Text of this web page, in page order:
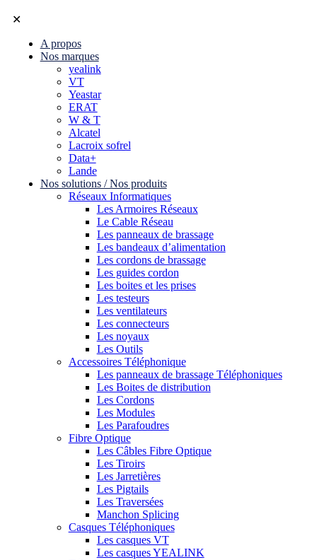
✕
A propos
Nos marques
yealink
VT
Yeastar
ERAT
W & T
Alcatel
Lacroix sofrel
Data+
Lande
Nos solutions / Nos produits
Réseaux Informatiques
Les Armoires Réseaux
Le Cable Réseau
Les panneaux de brassage
Les bandeaux d’alimentation
Les cordons de brassage
Les guides cordon
Les boites et les prises
Les testeurs
Les ventilateurs
Les connecteurs
Les noyaux
Les Outils
Accessoires Téléphonique
Les panneaux de brassage Téléphoniques
Les Boites de distribution
Les Cordons
Les Modules
Les Parafoudres
Fibre Optique
Les Câbles Fibre Optique
Les Tiroirs
Les Jarretières
Les Pigtails
Les Traversées
Manchon Splicing
Casques Téléphoniques
Les casques VT
Les casques YEALINK